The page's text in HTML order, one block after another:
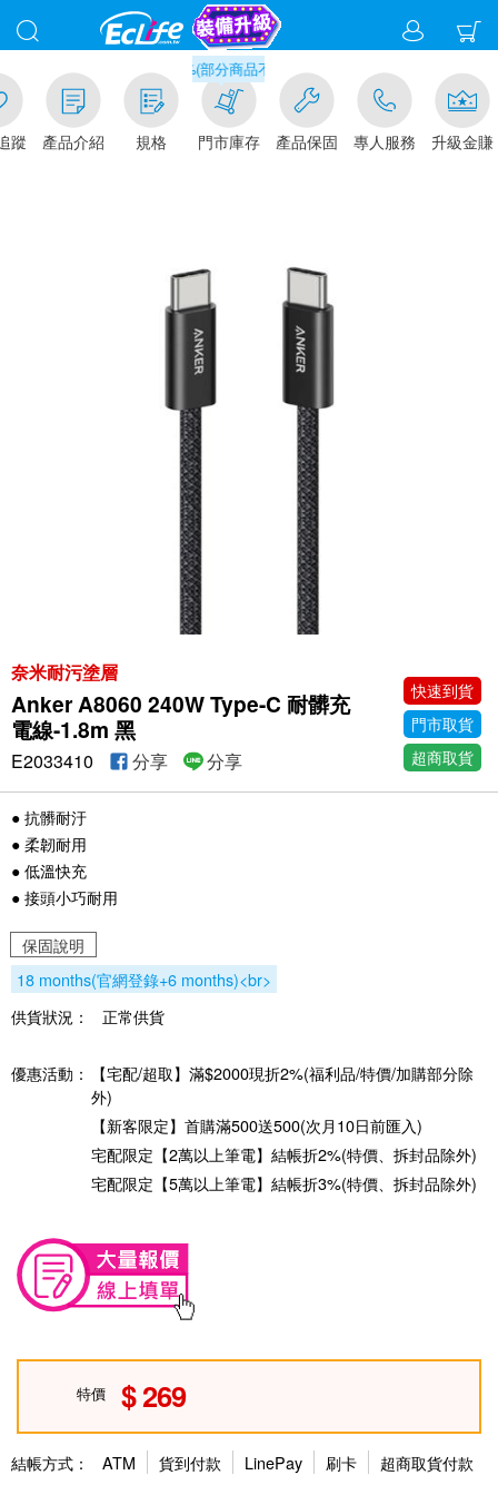
蹤 產品介紹 規格
千元門市取貨現折1%(部分商品不適用)-請點我看
門市庫存 產品保固 專人服務 升級金賺
奈米耐污塗層
Anker A8060 240W Type-C 耐髒充
電線-1.8m 黑
快速到貨
門市取貨
超商取貨
E2033410 分享 分享
● 抗髒耐汙
● 柔韌耐用
● 低溫快充
● 接頭小巧耐用
保固說明
18 months(官網登錄+6 months)<br>
供貨狀況：
正常供貨
優惠活動：
【宅配/超取】滿$2000現折2%(福利品/特價/加購部分除
外)
【新客限定】首購滿500送500(次月10日前匯入)
宅配限定【2萬以上筆電】結帳折2%(特價、拆封品除外)
宅配限定【5萬以上筆電】結帳折3%(特價、拆封品除外)
特價 269
結帳方式： ATM 貨到付款 LinePay 刷卡 超商取貨付款